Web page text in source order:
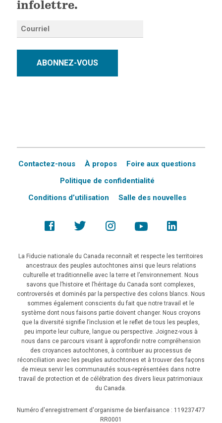
infolettre.
ABONNEZ-VOUS
Contactez-nous À propos
Foire aux questions
Politique de confidentialité
Conditions d’utilisation
Salle des nouvelles
La Fiducie nationale du Canada reconnaît et respecte les territoires
ancestraux des peuples autochtones ainsi que leurs relations
culturelle et traditionnelle avec la terre et l’environnement. Nous
savons que l’histoire et l’héritage du Canada sont complexes,
controversés et dominés par la perspective des colons blancs. Nous
sommes également conscients du fait que notre travail et le
système dont nous faisons partie doivent changer. Nous croyons
que la diversité signifie l’inclusion et le reflet de tous les peuples,
peu importe leur culture, langue ou perspective. Joignez-vous à
nous dans ce parcours visant à approfondir notre compréhension
des croyances autochtones, à contribuer au processus de
réconciliation avec les peuples autochtones et à trouver des façons
de mieux servir les communautés sous-représentées dans notre
travail de protection et de célébration des divers lieux patrimoniaux
du Canada.
Numéro d'enregistrement d'organisme de bienfaisance : 119237477
RR0001